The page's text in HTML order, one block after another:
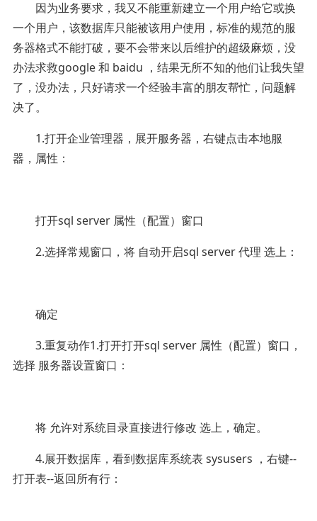
因为业务要求，我又不能重新建立一个用户给它或换
一个用户，该数据库只能被该用户使用，标准的规范的服
务器格式不能打破，要不会带来以后维护的超级麻烦，没
办法求救google 和 baidu ，结果无所不知的他们让我失望
了，没办法，只好请求一个经验丰富的朋友帮忙，问题解
决了。
1.打开企业管理器，展开服务器，右键点击本地服
器，属性：
打开sql server 属性（配置）窗口
2.选择常规窗口，将 自动开启sql server 代理 选上：
确定
3.重复动作1.打开打开sql server 属性（配置）窗口，
选择 服务器设置窗口：
将 允许对系统目录直接进行修改 选上，确定。
4.展开数据库，看到数据库系统表 sysusers ，右键--
打开表--返回所有行：